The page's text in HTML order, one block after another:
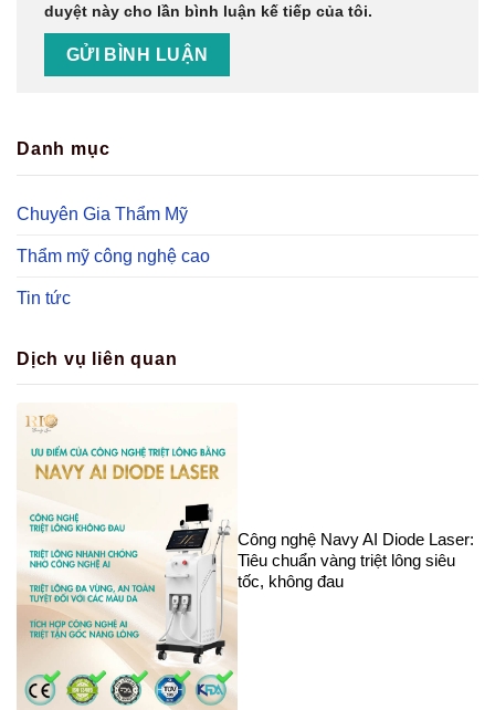
duyệt này cho lần bình luận kế tiếp của tôi.
Danh mục
Chuyên Gia Thẩm Mỹ
Thẩm mỹ công nghệ cao
Tin tức
Dịch vụ liên quan
Công nghệ Navy AI Diode Laser:
Tiêu chuẩn vàng triệt lông siêu
tốc, không đau